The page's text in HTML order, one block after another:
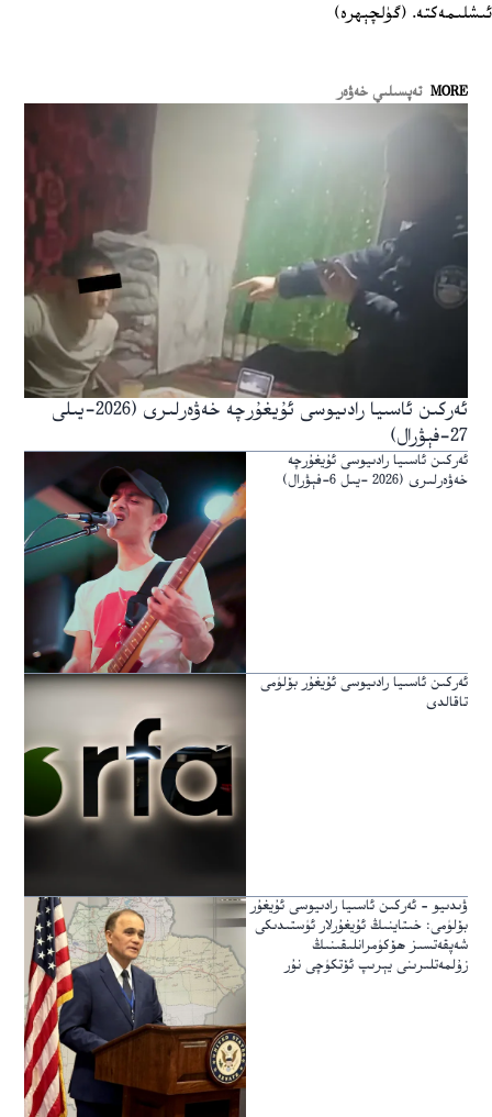
ئىشلىمەكتە. (گۈلچېھرە)
MORE تەپسىلىي خەۋەر
ئەركىن ئاسىيا رادىيوسى ئۇيغۇرچە خەۋەرلىرى (2026-يىلى
27-فېۋرال)
ئەركىن ئاسىيا رادىيوسى ئۇيغۇرچە
خەۋەرلىرى (2026 -يىل 6-فېۋرال)
ئەركىن ئاسىيا رادىيوسى ئۇيغۇر بۆلۈمى
تاقالدى
ۋىدىيو – ئەركىن ئاسىيا رادىيوسى ئۇيغۇر
بۆلۈمى: خىتاينىڭ ئۇيغۇرلار ئۈستىدىكى
شەپقەتسىز ھۆكۈمرانلىقىنىڭ
زۇلمەتلىرىنى يېرىپ ئۆتكۈچى نۇر